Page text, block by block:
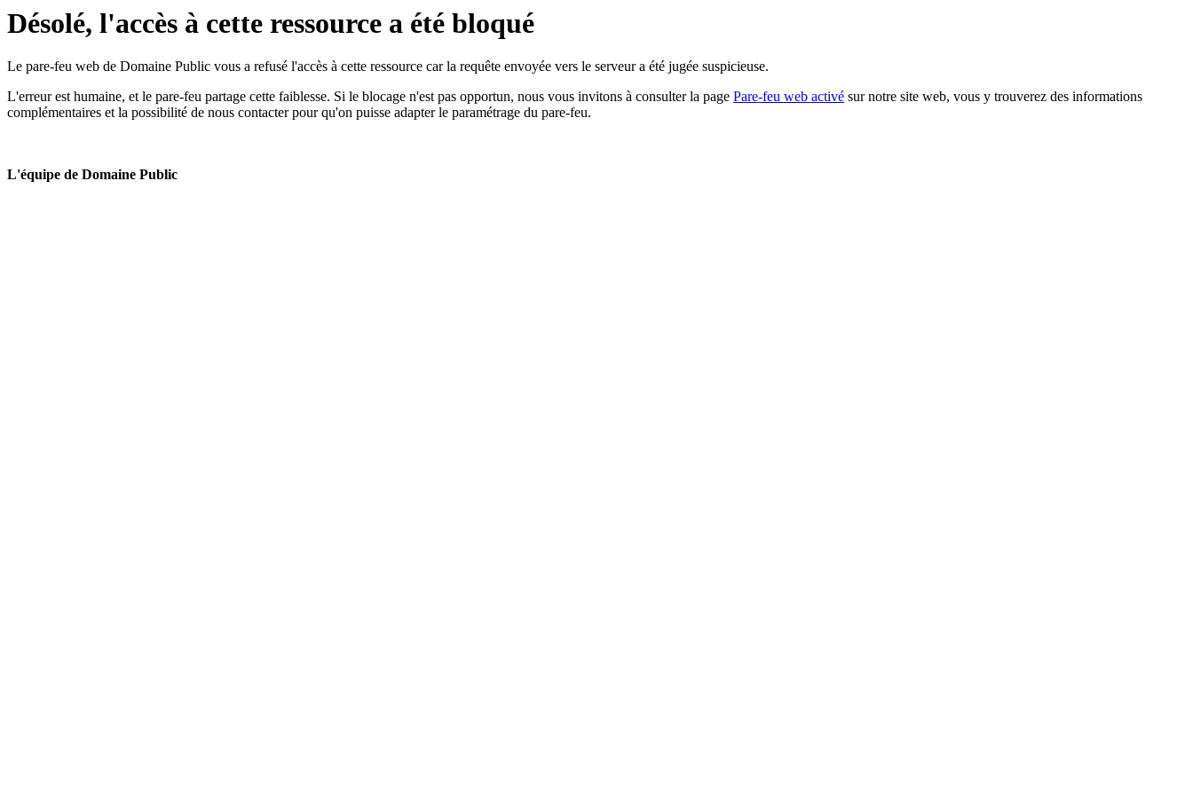
Désolé, l'accès à cette ressource a été bloqué
Le pare-feu web de Domaine Public vous a refusé l'accès à cette ressource car la requête envoyée vers le serveur a été jugée suspicieuse.
L'erreur est humaine, et le pare-feu partage cette faiblesse. Si le blocage n'est pas opportun, nous vous invitons à consulter la page Pare-feu web activé sur notre site web, vous y trouverez des informations
complémentaires et la possibilité de nous contacter pour qu'on puisse adapter le paramétrage du pare-feu.
L'équipe de Domaine Public